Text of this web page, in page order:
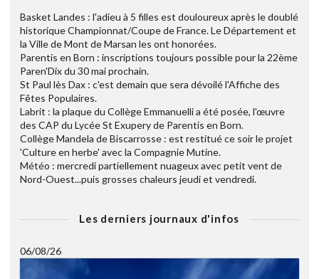
Basket Landes : l'adieu à 5 filles est douloureux après le doublé
historique Championnat/Coupe de France. Le Département et
la Ville de Mont de Marsan les ont honorées.
Parentis en Born : inscriptions toujours possible pour la 22ème
Paren'Dix du 30 mai prochain.
St Paul lès Dax : c'est demain que sera dévoilé l'Affiche des
Fêtes Populaires.
Labrit : la plaque du Collège Emmanuelli a été posée, l'œuvre
des CAP du Lycée St Exupery de Parentis en Born.
Collège Mandela de Biscarrosse : est restitué ce soir le projet
'Culture en herbe' avec la Compagnie Mutine.
Météo : mercredi partiellement nuageux avec petit vent de
Nord-Ouest...puis grosses chaleurs jeudi et vendredi.
Les derniers journaux d'infos
06/08/26